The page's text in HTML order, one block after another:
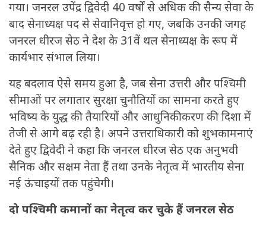
गया। जनरल उपेंद्र द्विवेदी 40 वर्षों से अधिक की सैन्य सेवा के
बाद सेनाध्यक्ष पद से सेवानिवृत्त हो गए, जबकि उनकी जगह
जनरल धीरज सेठ ने देश के 31वें थल सेनाध्यक्ष के रूप में
कार्यभार संभाल लिया।
यह बदलाव ऐसे समय हुआ है, जब सेना उत्तरी और पश्चिमी
सीमाओं पर लगातार सुरक्षा चुनौतियों का सामना करते हुए
भविष्य के युद्ध की तैयारियों और आधुनिकीकरण की दिशा में
तेजी से आगे बढ़ रही है। अपने उत्तराधिकारी को शुभकामनाएं
देते हुए द्विवेदी ने कहा कि जनरल धीरज सेठ एक अनुभवी
सैनिक और सक्षम नेता हैं तथा उनके नेतृत्व में भारतीय सेना
नई ऊंचाइयों तक पहुंचेगी।
दो पश्चिमी कमानों का नेतृत्व कर चुके हैं जनरल सेठ